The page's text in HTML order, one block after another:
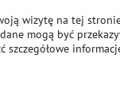
wizytę na tej
mogą być
szczegółowe